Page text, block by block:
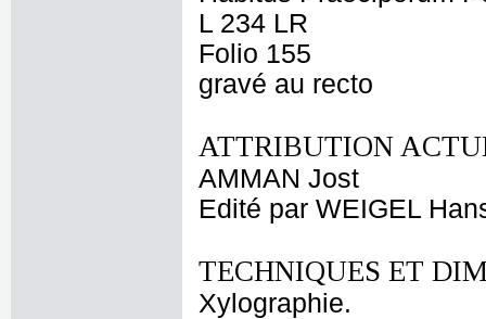
L 234 LR
Folio 155
gravé au recto
ATTRIBUTION
AMMAN Jost
Edité par WEIGEL
TECHNIQUES ET
Xylographie.